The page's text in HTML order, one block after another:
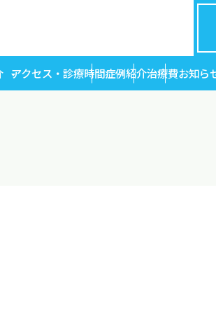
アクセス・診療時間症例紹介治療費お知ら